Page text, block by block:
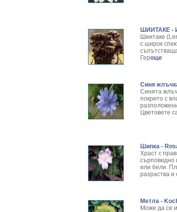
ШИИТАКЕ -
Шиитаке
с широк
Героще
Синя
Синята
покрито с
Цветовете
Шипка -
Храст с
сърповидно
или бели.
разраства и
Метла -
Може да се